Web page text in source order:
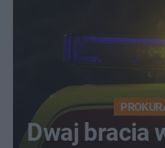
Dwaj bracia